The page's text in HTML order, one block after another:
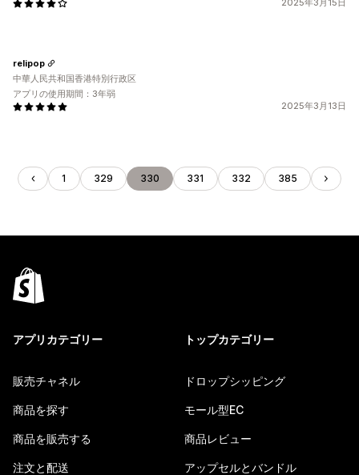
2025年3月15日
2025年3月13日
relipop
中華人民共和国香港特別行政区
アプリの使用期間：3年弱
1 329 330 331 332 385
アプリカテゴリー
販売チャネル
商品を探す
商品を販売する
注文と配送
トップカテゴリー
ドロップシッピング
モール型EC
商品レビュー
アップセルとバンドル